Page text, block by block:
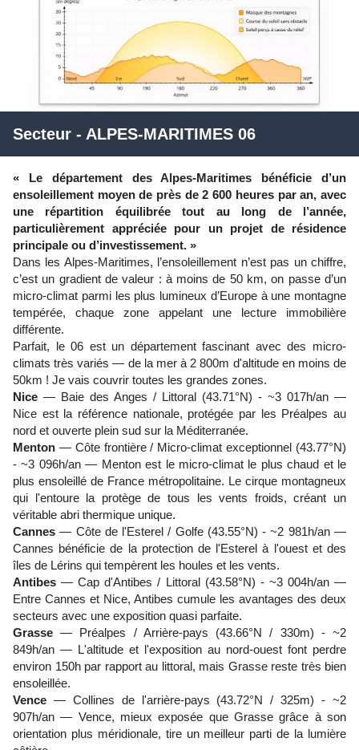
Secteur - ALPES-MARITIMES 06
« Le département des Alpes-Maritimes bénéficie d’un
ensoleillement moyen de près de 2 600 heures par an, avec
une répartition équilibrée tout au long de l’année,
particulièrement appréciée pour un projet de résidence
principale ou d’investissement. »
Dans les Alpes-Maritimes, l’ensoleillement n’est pas un chiffre,
c’est un gradient de valeur : à moins de 50 km, on passe d’un
micro-climat parmi les plus lumineux d’Europe à une montagne
tempérée, chaque zone appelant une lecture immobilière
différente.
Parfait, le 06 est un département fascinant avec des micro-
climats très variés — de la mer à 2 800m d'altitude en moins de
50km ! Je vais couvrir toutes les grandes zones.
Nice — Baie des Anges / Littoral (43.71°N) - ~3 017h/an —
Nice est la référence nationale, protégée par les Préalpes au
nord et ouverte plein sud sur la Méditerranée.
Menton — Côte frontière / Micro-climat exceptionnel (43.77°N)
- ~3 096h/an — Menton est le micro-climat le plus chaud et le
plus ensoleillé de France métropolitaine. Le cirque montagneux
qui l'entoure la protège de tous les vents froids, créant un
véritable abri thermique unique.
Cannes— Côte de l'Esterel / Golfe (43.55°N) - ~2 981h/an —
Cannes bénéficie de la protection de l'Esterel à l'ouest et des
îles de Lérins qui tempèrent les houles et les vents.
Antibes— Cap d'Antibes / Littoral (43.58°N) - ~3 004h/an —
Entre Cannes et Nice, Antibes cumule les avantages des deux
secteurs avec une exposition quasi parfaite.
Grasse— Préalpes / Arrière-pays (43.66°N / 330m) - ~2
849h/an — L'altitude et l'exposition au nord-ouest font perdre
environ 150h par rapport au littoral, mais Grasse reste très bien
ensoleillée.
Vence — Collines de l'arrière-pays (43.72°N / 325m) - ~2
907h/an — Vence, mieux exposée que Grasse grâce à son
orientation plus méridionale, tire un meilleur parti de la lumière